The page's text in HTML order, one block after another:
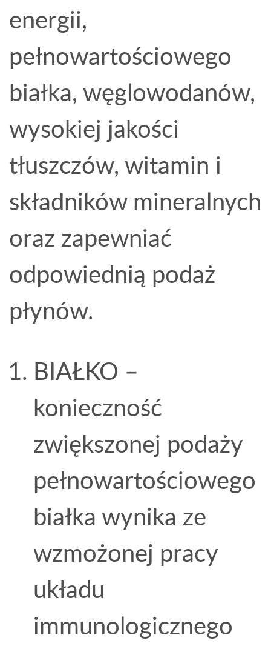
energii,
pełnowartościowego
białka, węglowodanów,
wysokiej jakości
tłuszczów, witamin i
składników mineralnych
oraz zapewniać
odpowiednią podaż
płynów.
BIAŁKO –
konieczność
zwiększonej podaży
pełnowartościowego
białka wynika ze
wzmożonej pracy
układu
immunologicznego